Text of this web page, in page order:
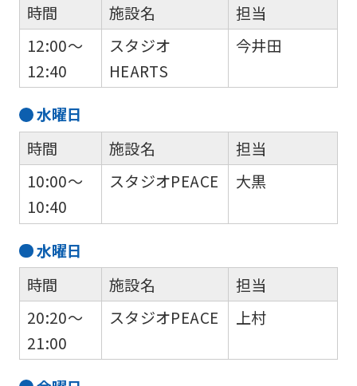
時間
12:00～
12:40
施設名
スタジオ
HEARTS
担当
今井田
水曜日
時間
10:00～
10:40
施設名
スタジオPEACE
担当
大黒
水曜日
時間
20:20～
21:00
施設名
スタジオPEACE
担当
上村